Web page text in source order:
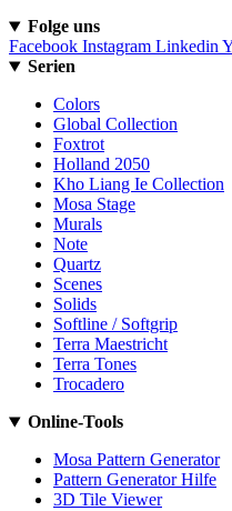
Folge uns
Facebook Instagram Linkedin
Serien
Colors
Global Collection
Foxtrot
Holland 2050
Kho Liang Ie Collection
Mosa Stage
Murals
Note
Quartz
Scenes
Solids
Softline / Softgrip
Terra Maestricht
Terra Tones
Trocadero
Online-Tools
Mosa Pattern Generator
Pattern Generator Hilfe
3D Tile Viewer